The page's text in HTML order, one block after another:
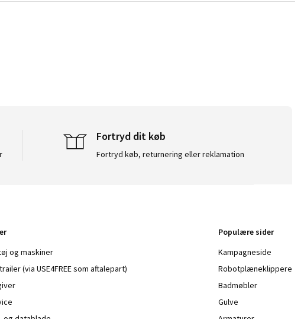
Fortryd dit køb
Fortryd køb, returnering eller reklamation
og maskiner
(via USE4FREE som aftalepart)
Populære sider
Kampagneside
Robotplæneklippere
Badmøbler
Gulve